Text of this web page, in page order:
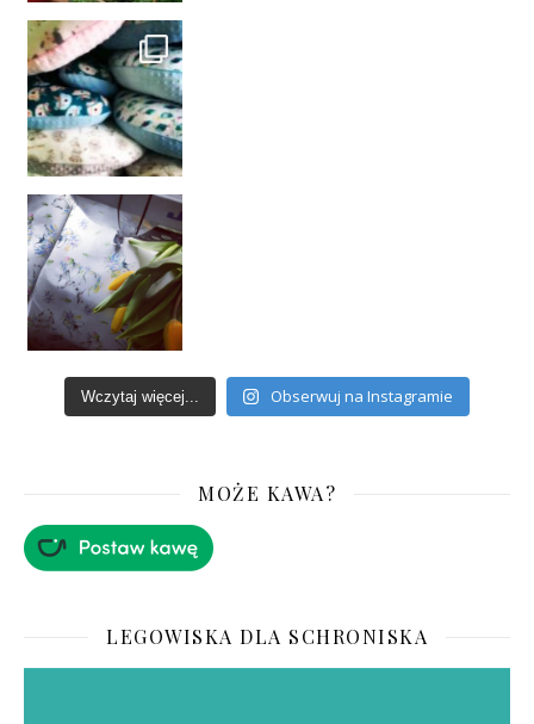
Wczytaj więcej... Obserwuj na Instagramie
MOŻE KAWA?
LEGOWISKA DLA SCHRONISKA